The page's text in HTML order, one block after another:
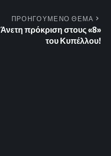
ΠΡΟΗΓΟΥΜΕΝΟ ΘΕΜΑ
Άνετη πρόκριση στους «8»
του Κυπέλλου!